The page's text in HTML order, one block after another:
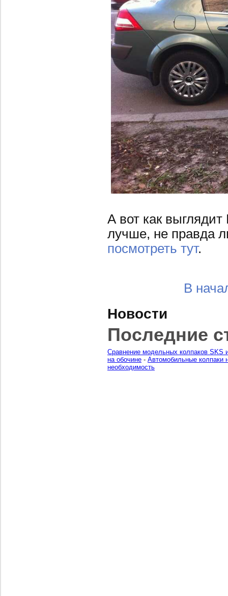
А вот как
лучше, не правда
посмотреть тут.
В
Новости
Последние
Сравнение модельных колпаков SKS
на обочине - Автомобильные колпаки
необходимость